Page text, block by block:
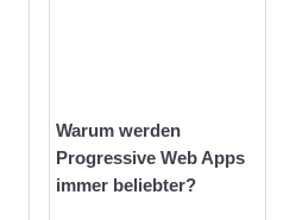
Warum werden
Progressive Web Apps
immer beliebter?